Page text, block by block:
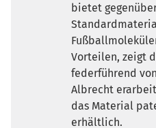
bietet
Vorteilen, zeigt
federführend
Albrecht
das Material
erhältlich.